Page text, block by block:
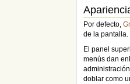
Por defecto,
de la pantalla.
El panel
menús dan
doblar como